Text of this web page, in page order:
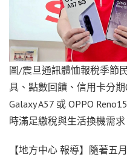
圖/震旦通訊體恤報稅季節
具、點數回饋、信用卡分
Galaxy A57 或 OPPO
時滿足繳稅與生活換機需
【地方中心 報導】隨著五